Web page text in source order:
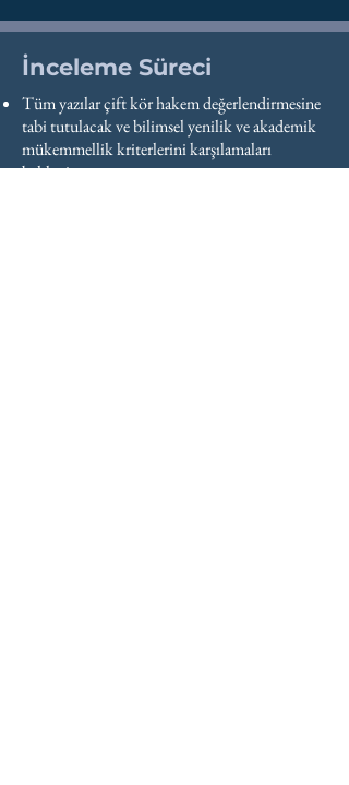
İnceleme Süreci
Tüm yazılar çift kör hakem değerlendirmesine
tabi tutulacak ve bilimsel yenilik ve akademik
mükemmellik kriterlerini karşılamaları
bekleniyor.